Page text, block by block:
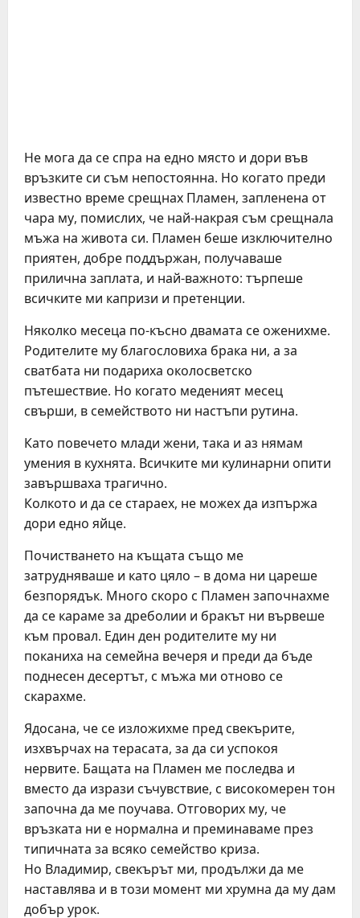
Не мога да се спра на едно място и дори във
връзките си съм непостоянна. Но когато преди
известно време срещнах Пламен, запленена от
чара му, помислих, че най-накрая съм срещнала
мъжа на живота си. Пламен беше изключително
приятен, добре поддържан, получаваше
прилична заплата, и най-важното: търпеше
всичките ми капризи и претенции.
Няколко месеца по-късно двамата се оженихме.
Родителите му благословиха брака ни, а за
сватбата ни подариха околосветско
пътешествие. Но когато меденият месец
свърши, в семейството ни настъпи рутина.
Като повечето млади жени, така и аз нямам
умения в кухнята. Всичките ми кулинарни опити
завършваха трагично.
Колкото и да се стараех, не можех да изпържа
дори едно яйце.
Почистването на къщата също ме
затрудняваше и като цяло – в дома ни цареше
безпорядък. Много скоро с Пламен започнахме
да се караме за дреболии и бракът ни вървеше
към провал. Един ден родителите му ни
поканиха на семейна вечеря и преди да бъде
поднесен десертът, с мъжа ми отново се
скарахме.
Ядосана, че се изложихме пред свекърите,
изхвърчах на терасата, за да си успокоя
нервите. Бащата на Пламен ме последва и
вместо да изрази съчувствие, с високомерен тон
започна да ме поучава. Отговорих му, че
връзката ни е нормална и преминаваме през
типичната за всяко семейство криза.
Но Владимир, свекърът ми, продължи да ме
наставлява и в този момент ми хрумна да му дам
добър урок.